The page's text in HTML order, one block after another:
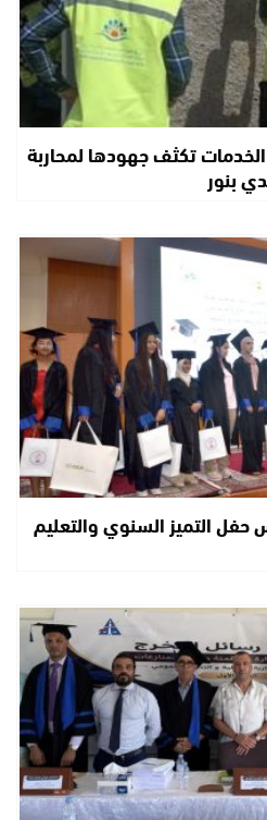
تكثف جهودها لمحاربة
بنور
حفل التميز السنوي والتعليم